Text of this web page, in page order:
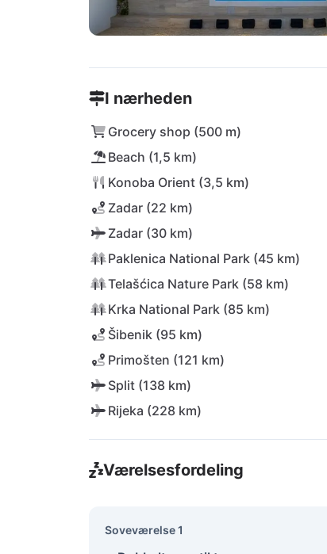
I nærheden
Grocery shop (500 m)
Beach (1,5 km)
Konoba Orient (3,5 km)
Zadar (22 km)
Zadar (30 km)
Paklenica National Park (45 km)
Telašćica Nature Park (58 km)
Krka National Park (85 km)
Šibenik (95 km)
Primošten (121 km)
Split (138 km)
Rijeka (228 km)
Værelsesfordeling
Soveværelse 1